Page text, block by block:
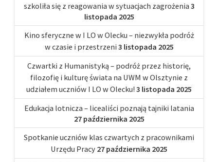
szkoliła się z reagowania w sytuacjach zagrożenia 3
listopada 2025
Kino sferyczne w I LO w Olecku – niezwykła podróż
w czasie i przestrzeni 3 listopada 2025
Czwartki z Humanistyką – podróż przez historię,
filozofię i kulturę świata na UWM w Olsztynie z
udziałem uczniów I LO w Olecku! 3 listopada 2025
Edukacja lotnicza – licealiści poznają tajniki latania
27 października 2025
Spotkanie uczniów klas czwartych z pracownikami
Urzędu Pracy 27 października 2025